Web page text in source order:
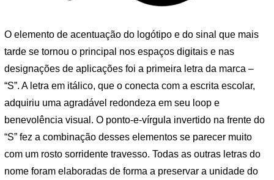
O elemento de acentuação do logótipo e do sinal que mais
tarde se tornou o principal nos espaços digitais e nas
designações de aplicações foi a primeira letra da marca –
“S”. A letra em itálico, que o conecta com a escrita escolar,
adquiriu uma agradável redondeza em seu loop e
benevolência visual. O ponto-e-vírgula invertido na frente do
“S” fez a combinação desses elementos se parecer muito
com um rosto sorridente travesso. Todas as outras letras do
nome foram elaboradas de forma a preservar a unidade do